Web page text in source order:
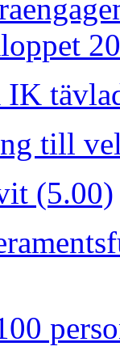
IK
till
(5.00)